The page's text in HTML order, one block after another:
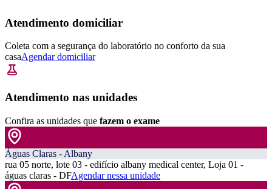
Atendimento domiciliar
Coleta com a segurança do laboratório no conforto da sua
casaAgendar domiciliar
Atendimento nas unidades
Confira as unidades que fazem o exame
Águas Claras - Albany
rua 05 norte, lote 03 - edifício albany medical center, Loja 01 -
águas claras - DFAgendar nessa unidade